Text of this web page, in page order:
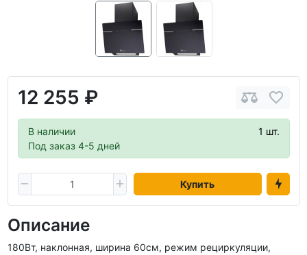
12 255 ₽
В наличии
1 шт.
Под заказ 4-5 дней
Купить
Описание
180Вт, наклонная, ширина 60см, режим рециркуляции,